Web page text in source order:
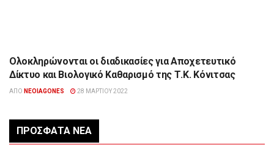
ΉΠΕΙΡΟΣ
Ολοκληρώνονται οι διαδικασίες για Αποχετευτικό
Δίκτυο και Βιολογικό Καθαρισμό της Τ.Κ. Κόνιτσας
ΑΠΌ NEOIAGONES 28 ΜΑΡΤΊΟΥ 2022
ΠΡΌΣΦΑΤΑ ΝΈΑ